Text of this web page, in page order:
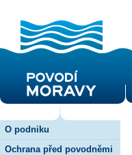
O podniku
Ochrana před povodněmi